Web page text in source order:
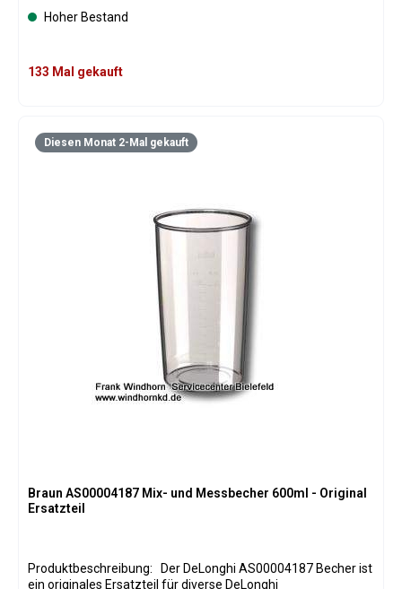
Hoher Bestand
133 Mal gekauft
Diesen Monat 2-Mal gekauft
Braun AS00004187 Mix- und Messbecher 600ml - Original
Ersatzteil
Produktbeschreibung: Der DeLonghi AS00004187 Becher ist
ein originales Ersatzteil für diverse DeLonghi